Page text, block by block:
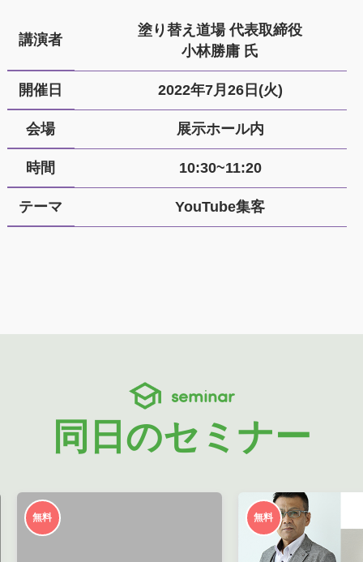
講演者
塗り替え道場 代表取締役
小林勝庸 氏
開催日 2022年7月26日(火)
会場 展示ホール内
時間 10:30~11:20
テーマ YouTube集客
seminar
同日のセミナー
無料 無料